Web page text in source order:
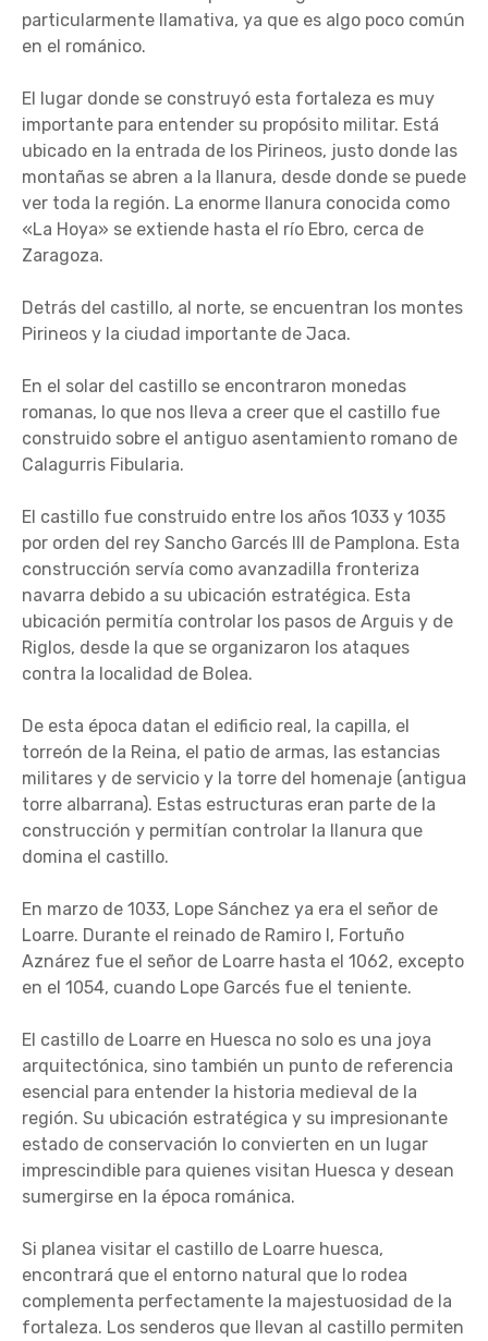
particularmente llamativa, ya que es algo poco común
en el románico.
El lugar donde se construyó esta fortaleza es muy
importante para entender su propósito militar. Está
ubicado en la entrada de los Pirineos, justo donde las
montañas se abren a la llanura, desde donde se puede
ver toda la región. La enorme llanura conocida como
«La Hoya» se extiende hasta el río Ebro, cerca de
Zaragoza.
Detrás del castillo, al norte, se encuentran los montes
Pirineos y la ciudad importante de Jaca.
En el solar del castillo se encontraron monedas
romanas, lo que nos lleva a creer que el castillo fue
construido sobre el antiguo asentamiento romano de
Calagurris Fibularia.
El castillo fue construido entre los años 1033 y 1035
por orden del rey Sancho Garcés III de Pamplona. Esta
construcción servía como avanzadilla fronteriza
navarra debido a su ubicación estratégica. Esta
ubicación permitía controlar los pasos de Arguis y de
Riglos, desde la que se organizaron los ataques
contra la localidad de Bolea.
De esta época datan el edificio real, la capilla, el
torreón de la Reina, el patio de armas, las estancias
militares y de servicio y la torre del homenaje (antigua
torre albarrana). Estas estructuras eran parte de la
construcción y permitían controlar la llanura que
domina el castillo.
En marzo de 1033, Lope Sánchez ya era el señor de
Loarre. Durante el reinado de Ramiro I, Fortuño
Aznárez fue el señor de Loarre hasta el 1062, excepto
en el 1054, cuando Lope Garcés fue el teniente.
El castillo de Loarre en Huesca no solo es una joya
arquitectónica, sino también un punto de referencia
esencial para entender la historia medieval de la
región. Su ubicación estratégica y su impresionante
estado de conservación lo convierten en un lugar
imprescindible para quienes visitan Huesca y desean
sumergirse en la época románica.
Si planea visitar el castillo de Loarre huesca,
encontrará que el entorno natural que lo rodea
complementa perfectamente la majestuosidad de la
fortaleza. Los senderos que llevan al castillo permiten